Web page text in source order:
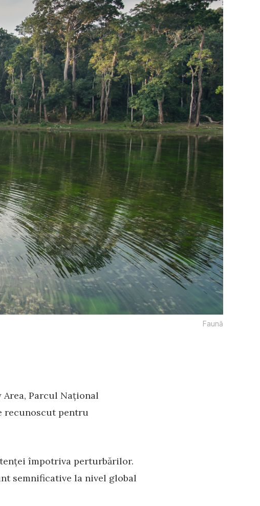
Faună
Parcul Național
recunoscut pentru
împotriva perturbărilor.
semnificative la nivel global